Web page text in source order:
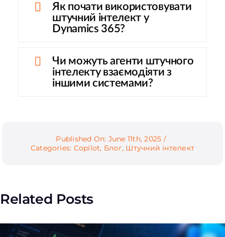
Як почати використовувати
штучний інтелект у
Dynamics 365?
Чи можуть агенти штучного
інтелекту взаємодіяти з
іншими системами?
Published On: June 11th, 2025 /
Categories: Copilot, Блог, Штучний інтелект
Related Posts